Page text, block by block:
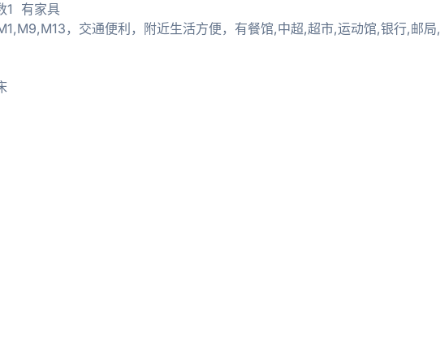
1 有家具
，交通便利，附近生活方便，有餐馆,中超,超市,运动馆,银行,邮局,